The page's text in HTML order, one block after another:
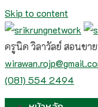
Skip to content
ครูนิด วิลาวัลย์ สอนขา
(081) 554 2494